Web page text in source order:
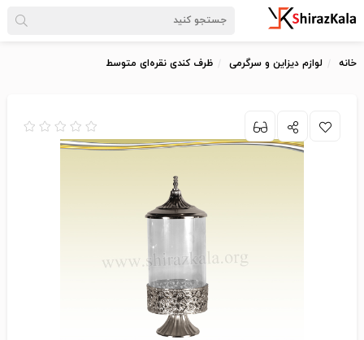
خانه لوازم دیزاین و سرگرمی ظرف کندی نقره‌ای متوسط